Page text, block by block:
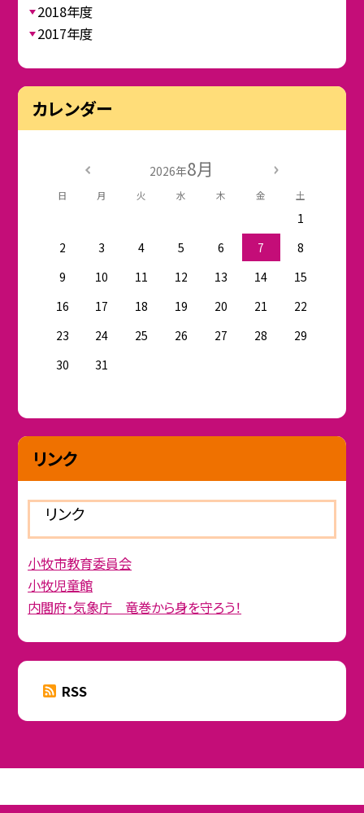
2018年度
2017年度
カレンダー
2026年8月
日 月 火 水 木 金 土
1
2
3 4 5 6 7
8
9
10 11 12 13 14
15
16
17 18 19 20 21
22
23
24 25 26 27 28
29
30
31
リンク
リンク
小牧市教育委員会
小牧児童館
内閣府・気象庁 竜巻から身を守ろう！
RSS